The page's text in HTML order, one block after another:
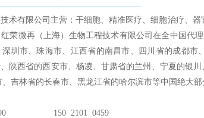
术有限公司主营：干细胞、精准医疗、细胞治疗、
荣微再（上海）生物工程技术有限公司在全中国代
圳市、珠海市、江西省的南昌市、四川省的成都
陕西省的西安市、杨凌、甘肃省的兰州、宁夏的银
吉林省的长春市、黑龙江省的哈尔滨市等中国绝大
2200 150 2101 0459